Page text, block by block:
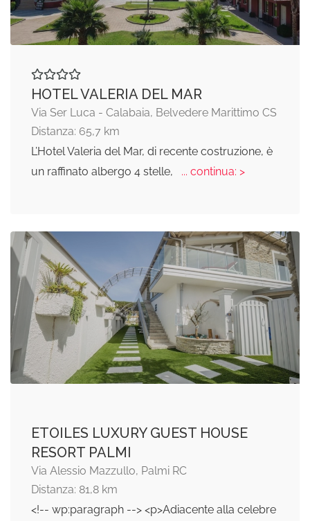
HOTEL VALERIA DEL MAR
Via Ser Luca - Calabaia, Belvedere Marittimo CS
Distanza: 65,7 km
L’Hotel Valeria del Mar, di recente costruzione, è
un raffinato albergo 4 stelle,
... continua: >
ETOILES LUXURY GUEST HOUSE
RESORT PALMI
Via Alessio Mazzullo, Palmi RC
Distanza: 81,8 km
<!-- wp:paragraph --> <p>Adiacente alla celebre